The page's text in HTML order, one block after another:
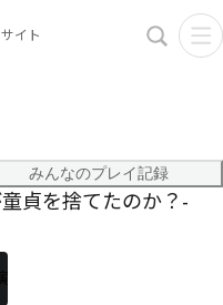
イト
みんなのプレイ記録
貞を捨てたのか？-